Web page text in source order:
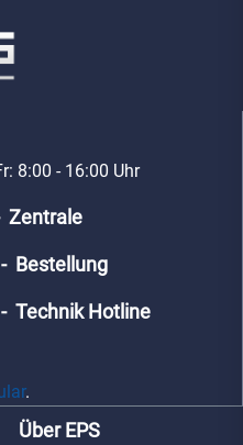
8:00 - 16:00 Uhr
Bestellung
Hotline
.
Über EPS